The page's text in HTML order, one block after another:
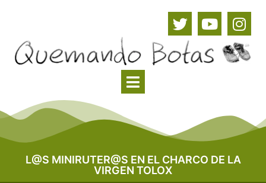
L@S MINIRUTER@S EN EL CHARCO DE LA
VIRGEN TOLOX